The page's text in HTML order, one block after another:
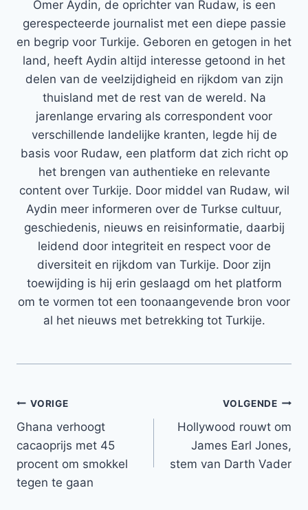
Ömer Aydin, de oprichter van Rudaw, is een
gerespecteerde journalist met een diepe passie
en begrip voor Turkije. Geboren en getogen in het
land, heeft Aydin altijd interesse getoond in het
delen van de veelzijdigheid en rijkdom van zijn
thuisland met de rest van de wereld. Na
jarenlange ervaring als correspondent voor
verschillende landelijke kranten, legde hij de
basis voor Rudaw, een platform dat zich richt op
het brengen van authentieke en relevante
content over Turkije. Door middel van Rudaw, wil
Aydin meer informeren over de Turkse cultuur,
geschiedenis, nieuws en reisinformatie, daarbij
leidend door integriteit en respect voor de
diversiteit en rijkdom van Turkije. Door zijn
toewijding is hij erin geslaagd om het platform
om te vormen tot een toonaangevende bron voor
al het nieuws met betrekking tot Turkije.
Bericht
navigatie
VORIGE
Ghana verhoogt
cacaoprijs met 45
procent om smokkel
tegen te gaan
VOLGENDE
Hollywood rouwt om
James Earl Jones,
stem van Darth Vader